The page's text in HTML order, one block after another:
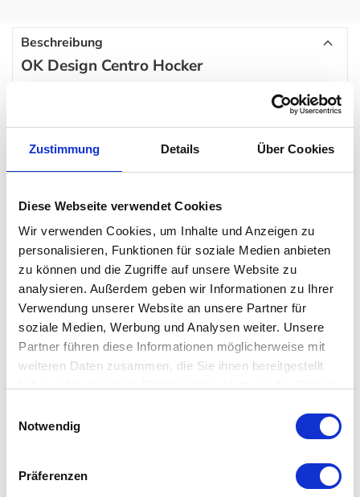
Zustimmung Details Über Cookies
Diese Webseite verwendet Cookies
Wir verwenden Cookies, um Inhalte und Anzeigen zu
personalisieren, Funktionen für soziale Medien anbieten
zu können und die Zugriffe auf unsere Website zu
analysieren. Außerdem geben wir Informationen zu Ihrer
Verwendung unserer Website an unsere Partner für
soziale Medien, Werbung und Analysen weiter. Unsere
Partner führen diese Informationen möglicherweise mit
weiteren Daten zusammen, die Sie ihnen bereitgestellt
Datenschutzerklärung
Notwendig
Präferenzen
Beschreibung
OK Design Centro Hocker
ist vielseitig einsetzbar:
Beistelltisch macht er sich ganz hervorragend. Dabei ist er ganz
mit einer widerstandsfähigen Stahlkonstruktion) zieht mit
Sicherheit jeden Blick auf sich.
Um den Hocker zumBeistelltischumzuwandeln, gibt es ein
extra Zubehör-Tablett. So finden auch der kühle Drink, das
Buch oder die Sonnenbrille ihren Platz beim Sonnenbaden.
Auch ohne den Acapulco Sessel setzt dieses Möbelstück ganz
gekonnt Akzente – und das nicht nur outdoor, sondern auch
drinnen.